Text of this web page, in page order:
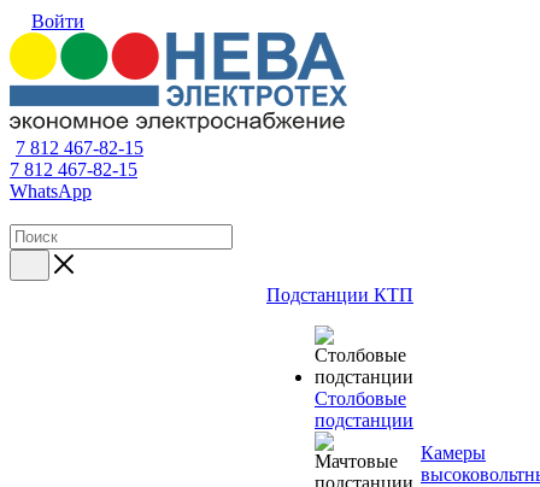
Войти
7 812 467-82-15
7 812 467-82-15
WhatsApp
Подстанции КТП
Столбовые
подстанции
Камеры